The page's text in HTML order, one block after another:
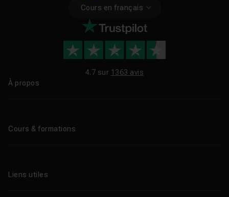
Cours en français
4.7 sur 1363 avis
À propos
Cours & formations
Formations certifiantes
Liens utiles